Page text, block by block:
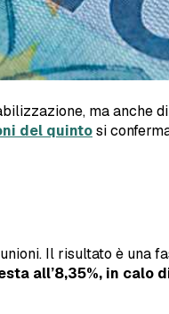
ma anche
del quintosi
Il risultato è una
all’8,35%, in calo